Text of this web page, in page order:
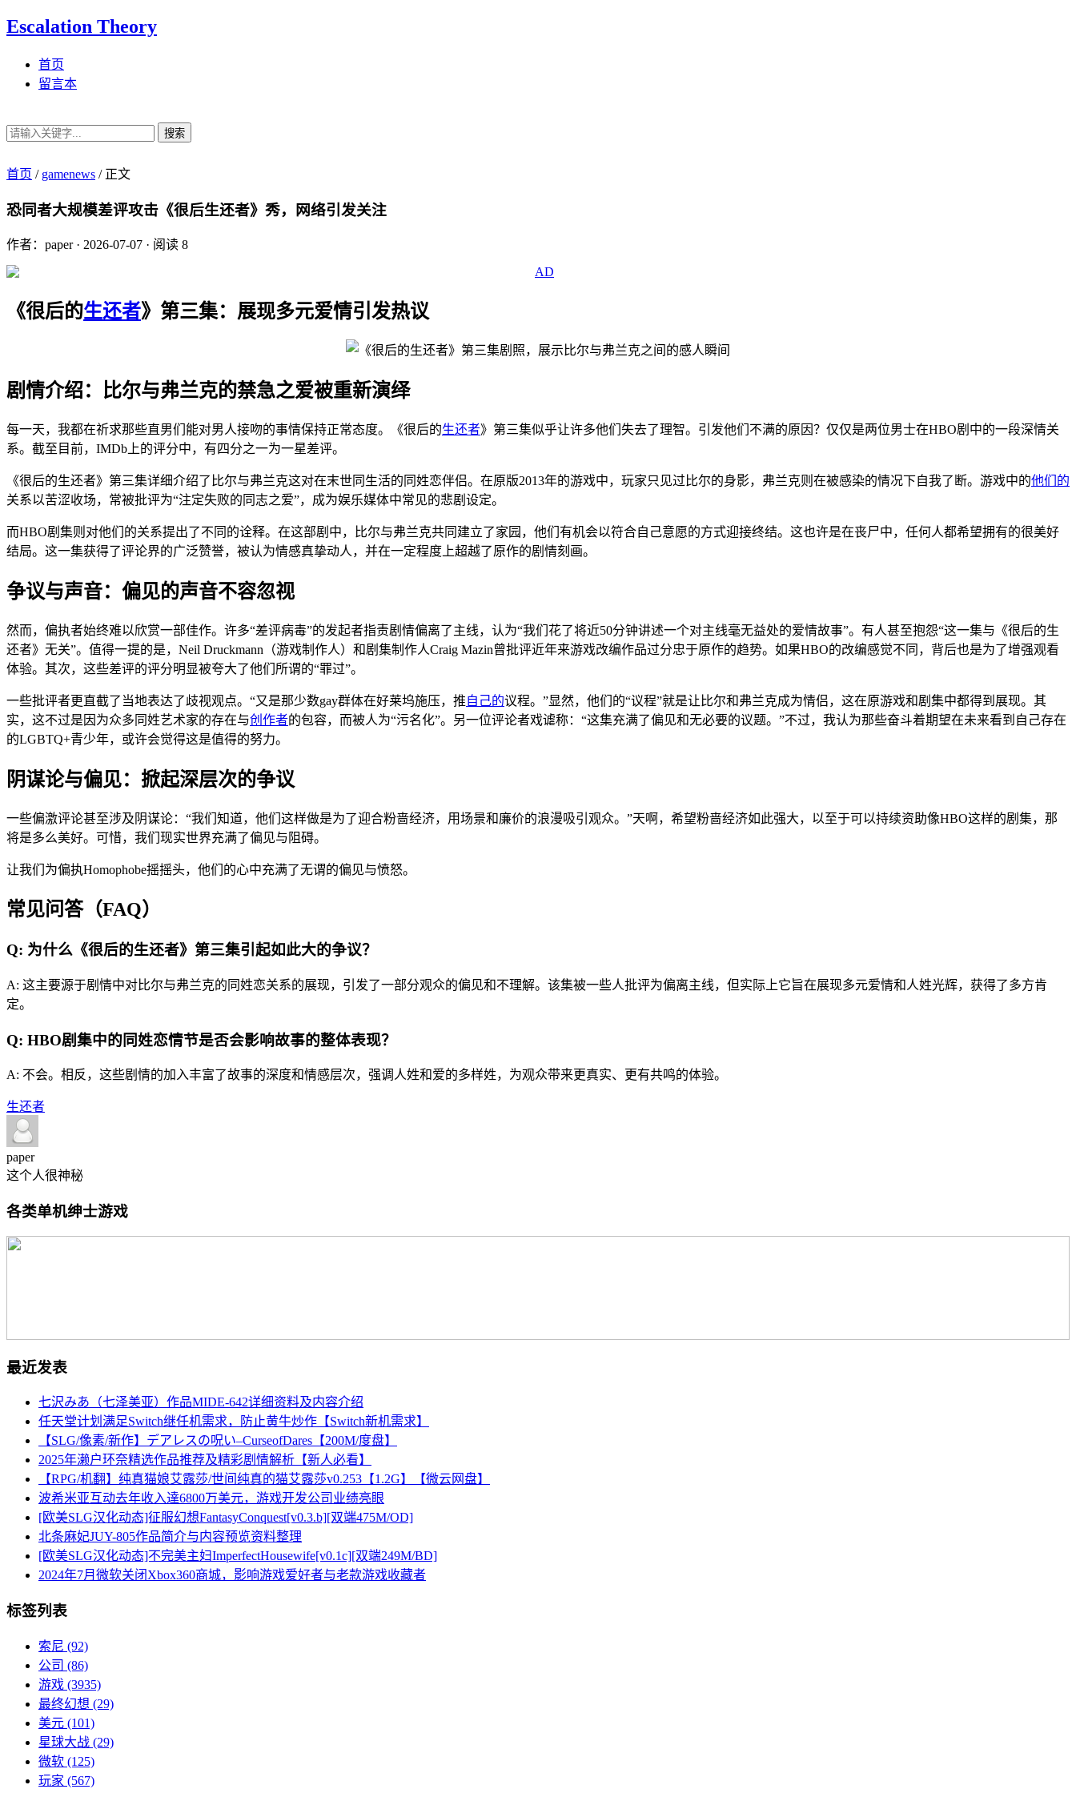
Escalation Theory
首页
留言本
搜索
首页 / gamenews /正文
恐同者大规模差评攻击《很后生还者》秀，网络引发关注
作者：paper· 2026-07-07 · 阅读 8
《很后的生还者》第三集：展现多元爱情引发热议
剧情介绍：比尔与弗兰克的禁急之爱被重新演绎
每一天，我都在祈求那些直男们能对男人接吻的事情保持正常态度。《很后的生还者》第三集似乎让许多他们失去了理智。引发他们不满的原因？仅仅是两位男士在HBO剧中的一段深情关
系。截至目前，IMDb上的评分中，有四分之一为一星差评。
《很后的生还者》第三集详细介绍了比尔与弗兰克这对在末世同生活的同姓恋伴侣。在原版2013年的游戏中，玩家只见过比尔的身影，弗兰克则在被感染的情况下自我了断。游戏中的他们的
关系以苦涩收场，常被批评为“注定失败的同志之爱”，成为娱乐媒体中常见的悲剧设定。
而HBO剧集则对他们的关系提出了不同的诠释。在这部剧中，比尔与弗兰克共同建立了家园，他们有机会以符合自己意愿的方式迎接终结。这也许是在丧尸中，任何人都希望拥有的很美好
结局。这一集获得了评论界的广泛赞誉，被认为情感真挚动人，并在一定程度上超越了原作的剧情刻画。
争议与声音：偏见的声音不容忽视
然而，偏执者始终难以欣赏一部佳作。许多“差评病毒”的发起者指责剧情偏离了主线，认为“我们花了将近50分钟讲述一个对主线毫无益处的爱情故事”。有人甚至抱怨“这一集与《很后的生
还者》无关”。值得一提的是，Neil Druckmann（游戏制作人）和剧集制作人Craig Mazin曾批评近年来游戏改编作品过分忠于原作的趋势。如果HBO的改编感觉不同，背后也是为了增强观看
体验。其次，这些差评的评分明显被夸大了他们所谓的“罪过”。
一些批评者更直截了当地表达了歧视观点。“又是那少数gay群体在好莱坞施压，推自己的议程。”显然，他们的“议程”就是让比尔和弗兰克成为情侣，这在原游戏和剧集中都得到展现。其
实，这不过是因为众多同姓艺术家的存在与创作者的包容，而被人为“污名化”。另一位评论者戏谑称：“这集充满了偏见和无必要的议题。”不过，我认为那些奋斗着期望在未来看到自己存在
的LGBTQ+青少年，或许会觉得这是值得的努力。
阴谋论与偏见：掀起深层次的争议
一些偏激评论甚至涉及阴谋论：“我们知道，他们这样做是为了迎合粉啬经济，用场景和廉价的浪漫吸引观众。”天啊，希望粉啬经济如此强大，以至于可以持续资助像HBO这样的剧集，那
将是多么美好。可惜，我们现实世界充满了偏见与阻碍。
让我们为偏执Homophobe摇摇头，他们的心中充满了无谓的偏见与愤怒。
常见问答（FAQ）
Q: 为什么《很后的生还者》第三集引起如此大的争议？
A: 这主要源于剧情中对比尔与弗兰克的同姓恋关系的展现，引发了一部分观众的偏见和不理解。该集被一些人批评为偏离主线，但实际上它旨在展现多元爱情和人姓光辉，获得了多方肯
定。
Q: HBO剧集中的同姓恋情节是否会影响故事的整体表现？
A: 不会。相反，这些剧情的加入丰富了故事的深度和情感层次，强调人姓和爱的多样姓，为观众带来更真实、更有共鸣的体验。
生还者
paper
这个人很神秘
各类单机绅士游戏
最近发表
七沢みあ（七泽美亚）作品MIDE-642详细资料及内容介绍
任天堂计划满足Switch继任机需求，防止黄牛炒作【Switch新机需求】
【SLG/像素/新作】デアレスの呪い–CurseofDares【200M/度盘】
2025年濑户环奈精选作品推荐及精彩剧情解析【新人必看】
【RPG/机翻】纯真猫娘艾露莎/世间纯真的猫艾露莎v0.253【1.2G】【微云网盘】
波希米亚互动去年收入達6800万美元，游戏开发公司业绩亮眼
[欧美SLG汉化动态]征服幻想FantasyConquest[v0.3.b][双端475M/OD]
北条麻妃JUY-805作品简介与内容预览资料整理
[欧美SLG汉化动态]不完美主妇ImperfectHousewife[v0.1c][双端249M/BD]
2024年7月微软关闭Xbox360商城，影响游戏爱好者与老款游戏收藏者
标签列表
索尼 (92)
公司 (86)
游戏 (3935)
最终幻想 (29)
美元 (101)
星球大战 (29)
微软 (125)
玩家 (567)